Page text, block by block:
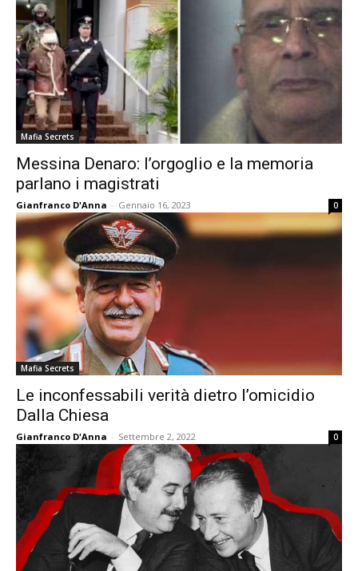
Mafia Secrets
Messina Denaro: l’orgoglio e la memoria
parlano i magistrati
Gianfranco D'Anna - Gennaio 16, 2023 0
Mafia Secrets
Le inconfessabili verità dietro l’omicidio
Dalla Chiesa
Gianfranco D'Anna - Settembre 2, 2022 0